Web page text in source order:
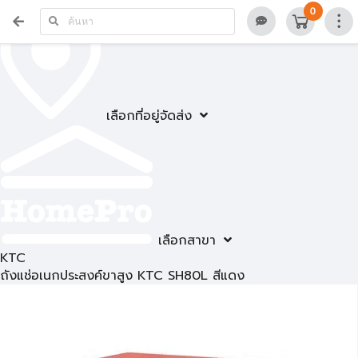
เลือกที่อยู่จัดส่ง
เลือกสาขา
0
KTC
ถังแช่อเนกประสงค์ขาสูง KTC SH80L สีแดง